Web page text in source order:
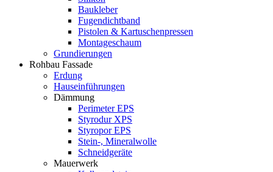
Baukleber
Fugendichtband
Pistolen & Kartuschenpressen
Montageschaum
Grundierungen
Rohbau Fassade
Erdung
Hauseinführungen
Dämmung
Perimeter EPS
Styrodur XPS
Styropor EPS
Stein-, Mineralwolle
Schneidgeräte
Mauerwerk